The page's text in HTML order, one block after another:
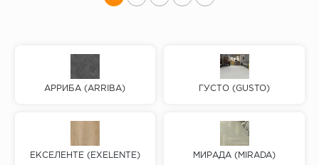
АРРИБА (ARRIBA) ГУСТО (GUSTO)
ЕКСЕЛЕНТЕ (EXELENTE) МИРАДА (MIRADA)